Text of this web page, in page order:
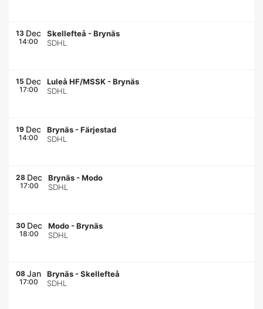
13 Dec
14:00
Skellefteå -Brynäs
SDHL
15 Dec
17:00
Luleå HF/MSSK -Brynäs
SDHL
19 Dec
14:00
Brynäs -Färjestad
SDHL
28 Dec
17:00
Brynäs -Modo
SDHL
30 Dec
18:00
Modo -Brynäs
SDHL
08 Jan
17:00
Brynäs -Skellefteå
SDHL